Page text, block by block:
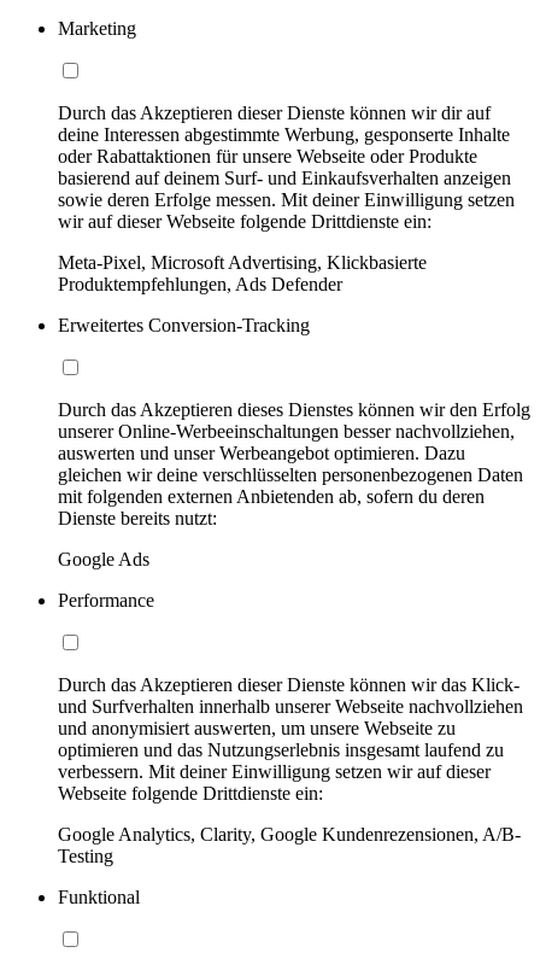
Marketing
Durch das Akzeptieren dieser Dienste können wir dir auf
deine Interessen abgestimmte Werbung, gesponserte Inhalte
oder Rabattaktionen für unsere Webseite oder Produkte
basierend auf deinem Surf- und Einkaufsverhalten anzeigen
sowie deren Erfolge messen. Mit deiner Einwilligung setzen
wir auf dieser Webseite folgende Drittdienste ein:
Meta-Pixel, Microsoft Advertising, Klickbasierte
Produktempfehlungen, Ads Defender
Erweitertes Conversion-Tracking
Durch das Akzeptieren dieses Dienstes können wir den Erfolg
unserer Online-Werbeeinschaltungen besser nachvollziehen,
auswerten und unser Werbeangebot optimieren. Dazu
gleichen wir deine verschlüsselten personenbezogenen Daten
mit folgenden externen Anbietenden ab, sofern du deren
Dienste bereits nutzt:
Google Ads
Performance
Durch das Akzeptieren dieser Dienste können wir das Klick-
und Surfverhalten innerhalb unserer Webseite nachvollziehen
und anonymisiert auswerten, um unsere Webseite zu
optimieren und das Nutzungserlebnis insgesamt laufend zu
verbessern. Mit deiner Einwilligung setzen wir auf dieser
Webseite folgende Drittdienste ein:
Google Analytics, Clarity, Google Kundenrezensionen, A/B-
Testing
Funktional